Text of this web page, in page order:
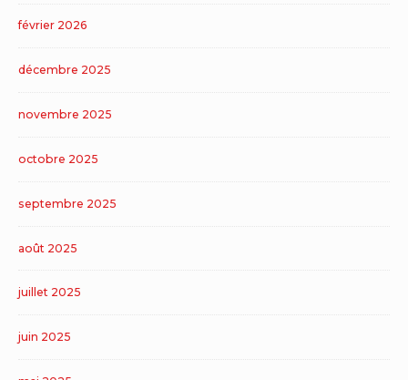
février 2026
décembre 2025
novembre 2025
octobre 2025
septembre 2025
août 2025
juillet 2025
juin 2025